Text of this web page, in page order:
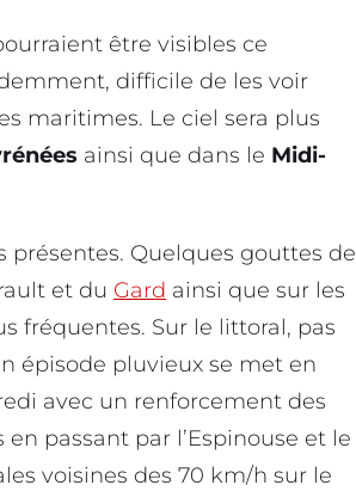
être visibles ce
difficile de les voir
maritimes. Le ciel sera plus
ainsi que dans le Midi-
Quelques gouttes de
et du Gard ainsi que sur les
fréquentes. Sur le littoral, pas
épisode pluvieux se met en
avec un renforcement des
passant par l’Espinouse et le
voisines des 70 km/h sur le